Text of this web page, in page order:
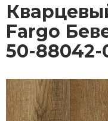
Fargo
50-88042-